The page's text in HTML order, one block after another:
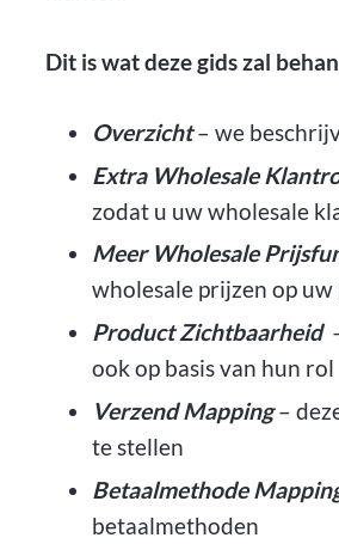
Dit is wat deze gids zal
Overzicht– we
Extra Wholesale
zodat u uw wholesale
Meer Wholesale
wholesale prijzen op
Product Zichtbaarheid
ook op basis van hun rol
Verzend Mapping–
te stellen
Betaalmethode
betaalmethoden